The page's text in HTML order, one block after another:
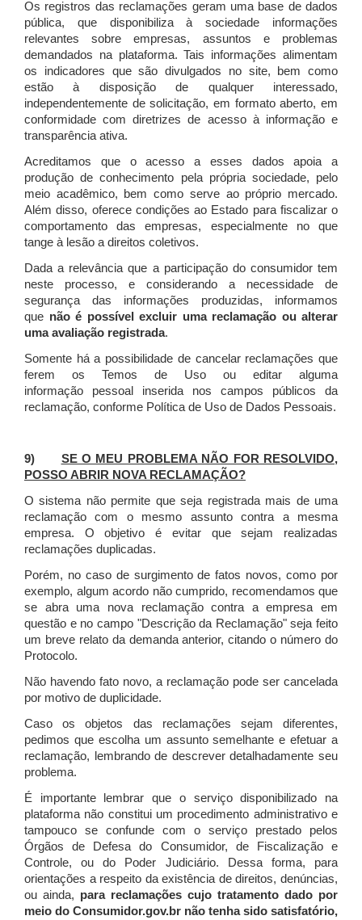
Os registros das reclamações geram uma base de dados
pública, que disponibiliza à sociedade informações
relevantes sobre empresas, assuntos e problemas
demandados na plataforma. Tais informações alimentam
os indicadores que são divulgados no site, bem como
estão à disposição de qualquer interessado,
independentemente de solicitação, em formato aberto, em
conformidade com diretrizes de acesso à informação e
transparência ativa.
Acreditamos que o acesso a esses dados apoia a
produção de conhecimento pela própria sociedade, pelo
meio acadêmico, bem como serve ao próprio mercado.
Além disso, oferece condições ao Estado para fiscalizar o
comportamento das empresas, especialmente no que
tange à lesão a direitos coletivos.
Dada a relevância que a participação do consumidor tem
neste processo, e considerando a necessidade de
segurança das informações produzidas, informamos
que não é possível excluir uma reclamação ou alterar
uma avaliação registrada.
Somente há a possibilidade de cancelar reclamações que
ferem os Temos de Uso ou editar alguma
informação pessoal inserida nos campos públicos da
reclamação, conforme Política de Uso de Dados Pessoais.
9) SE O MEU PROBLEMA NÃO FOR RESOLVIDO,
POSSO ABRIR NOVA RECLAMAÇÃO?
O sistema não permite que seja registrada mais de uma
reclamação com o mesmo assunto contra a mesma
empresa. O objetivo é evitar que sejam realizadas
reclamações duplicadas.
Porém, no caso de surgimento de fatos novos, como por
exemplo, algum acordo não cumprido, recomendamos que
se abra uma nova reclamação contra a empresa em
questão e no campo "Descrição da Reclamação" seja feito
um breve relato da demanda anterior, citando o número do
Protocolo.
Não havendo fato novo, a reclamação pode ser cancelada
por motivo de duplicidade.
Caso os objetos das reclamações sejam diferentes,
pedimos que escolha um assunto semelhante e efetuar a
reclamação, lembrando de descrever detalhadamente seu
problema.
É importante lembrar que o serviço disponibilizado na
plataforma não constitui um procedimento administrativo e
tampouco se confunde com o serviço prestado pelos
Órgãos de Defesa do Consumidor, de Fiscalização e
Controle, ou do Poder Judiciário. Dessa forma, para
orientações a respeito da existência de direitos, denúncias,
ou ainda, para reclamações cujo tratamento dado por
meio do Consumidor.gov.br não tenha sido satisfatório,